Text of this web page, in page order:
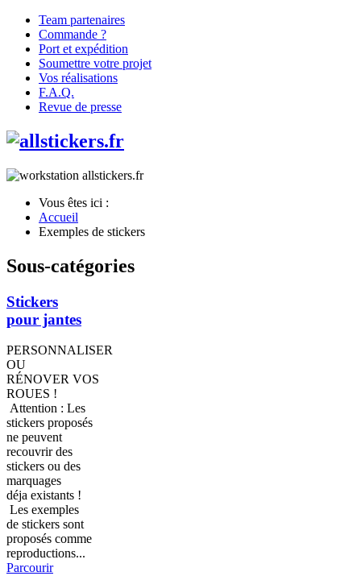
Team partenaires
Commande ?
Port et expédition
Soumettre votre projet
Vos réalisations
F.A.Q.
Revue de presse
Vous êtes ici :
Accueil
Exemples de stickers
Sous-catégories
Stickers
pour jantes
PERSONNALISER
OU
RÉNOVER VOS
ROUES !
Attention : Les
stickers proposés
ne peuvent
recouvrir des
stickers ou des
marquages
déja existants !
Les exemples
de stickers sont
proposés comme
reproductions...
Parcourir